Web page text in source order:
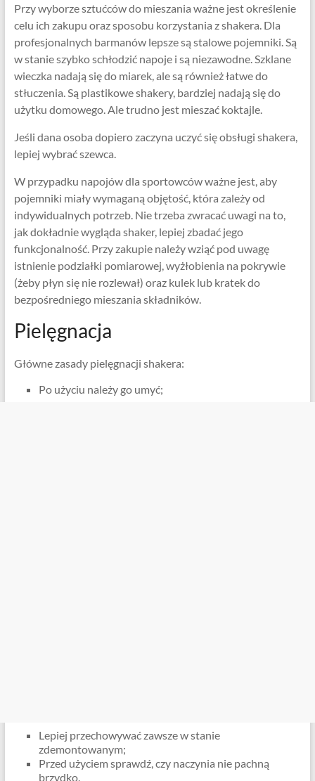
Przy wyborze sztućców do mieszania ważne jest określenie
celu ich zakupu oraz sposobu korzystania z shakera. Dla
profesjonalnych barmanów lepsze są stalowe pojemniki. Są
w stanie szybko schłodzić napoje i są niezawodne. Szklane
wieczka nadają się do miarek, ale są również łatwe do
stłuczenia. Są plastikowe shakery, bardziej nadają się do
użytku domowego. Ale trudno jest mieszać koktajle.
Jeśli dana osoba dopiero zaczyna uczyć się obsługi shakera,
lepiej wybrać szewca.
W przypadku napojów dla sportowców ważne jest, aby
pojemniki miały wymaganą objętość, która zależy od
indywidualnych potrzeb. Nie trzeba zwracać uwagi na to,
jak dokładnie wygląda shaker, lepiej zbadać jego
funkcjonalność. Przy zakupie należy wziąć pod uwagę
istnienie podziałki pomiarowej, wyżłobienia na pokrywie
(żeby płyn się nie rozlewał) oraz kulek lub kratek do
bezpośredniego mieszania składników.
Pielęgnacja
Główne zasady pielęgnacji shakera:
Po użyciu należy go umyć;
Lepiej przechowywać zawsze w stanie
zdemontowanym;
Przed użyciem sprawdź, czy naczynia nie pachną
brzydko.